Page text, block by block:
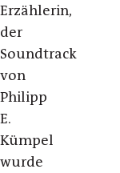
Erzählerin,
der
Soundtrack
von
Philipp
E.
Kümpel
wurde